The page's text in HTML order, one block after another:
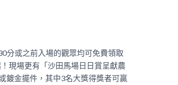
分或之前入場的觀眾均可免費領取
現場更有「沙田馬場日日賞呈獻農
鍍金擺件，其中3名大獎得獎者可贏